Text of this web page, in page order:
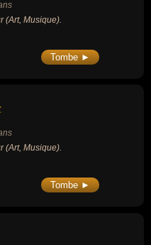
(Art, Musique).
Tombe ►
(Art, Musique).
Tombe ►